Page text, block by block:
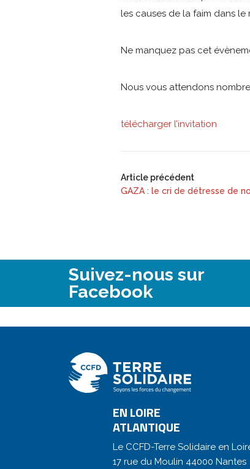
les causes de la faim dans le
Ne manquez pas cet
Nous vous attendons
télécharger l’invitation
Article précédent
GAZA : le cri de détresse de
Suivez-nous sur
Facebook
EN LOIRE
ATLANTIQUE
Le CCFD-Terre Solidaire en
17 rue du Moulin 44000 Nantes